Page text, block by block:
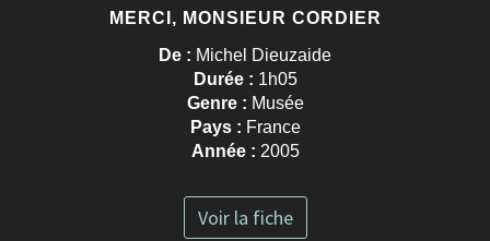
MERCI, MONSIEUR CORDIER
De : Michel Dieuzaide
Durée : 1h05
Genre : Musée
Pays : France
Année : 2005
Voir la fiche